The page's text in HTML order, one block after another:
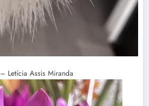
– Letícia Assis Miranda